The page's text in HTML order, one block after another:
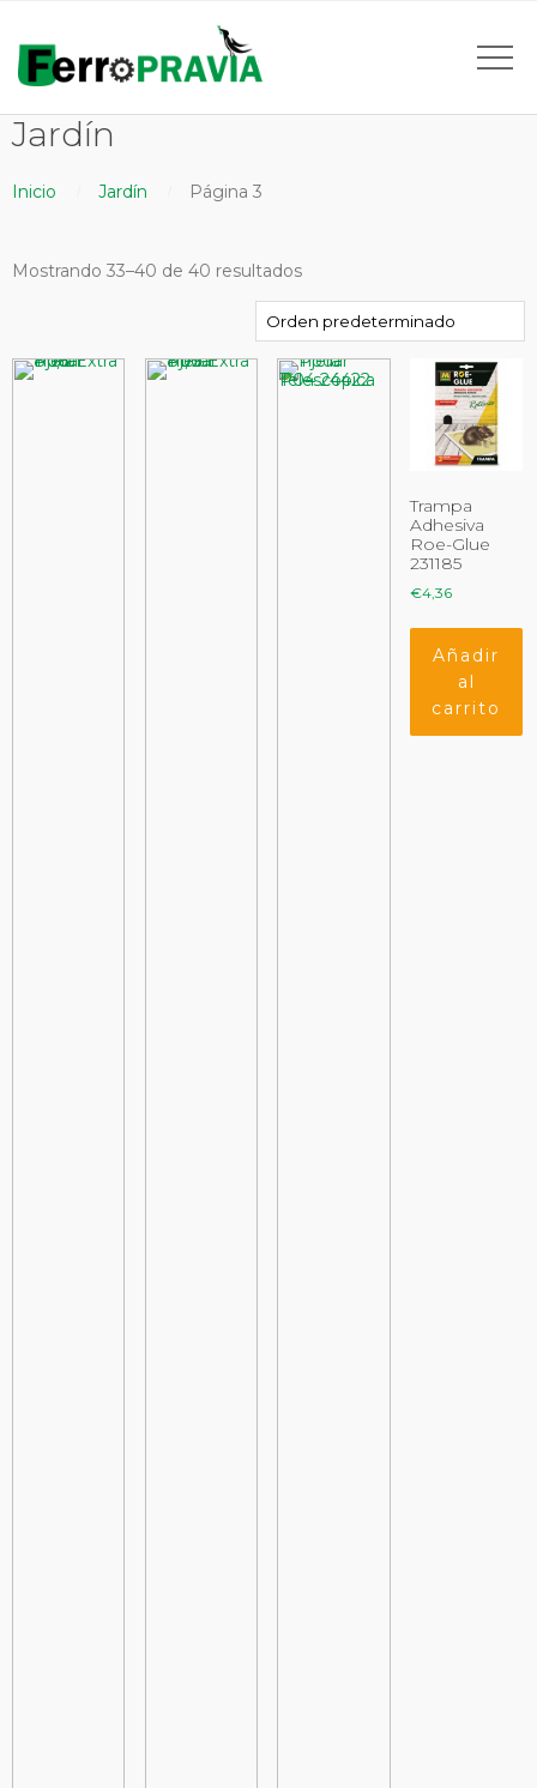
Jardín
Inicio Jardín Página 3
Mostrando 33–40 de 40 resultados
Trampa
Adhesiva
Roe-Glue
231185
€4,36
Añadir
al
carrito